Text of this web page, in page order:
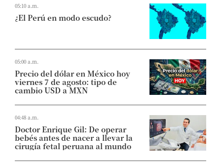
05:10 a.m.
¿El Perú en modo escudo?
05:00 a.m.
Precio del dólar en México hoy
viernes 7 de agosto: tipo de
cambio USD a MXN
04:48 a.m.
Doctor Enrique Gil: De operar
bebés antes de nacer a llevar la
cirugía fetal peruana al mundo